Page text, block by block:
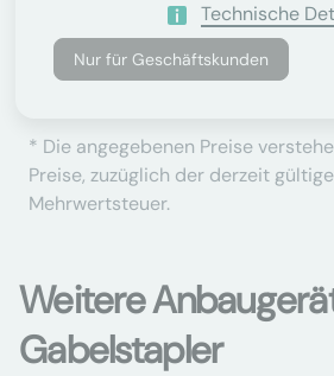
Technische
Nur für Geschäftskunden
* Die angegebenen Preise
Preise, zuzüglich der derzeit
Mehrwertsteuer.
Weitere
Gabelstapler